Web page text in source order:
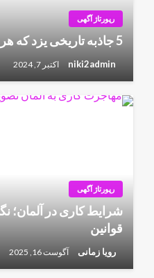
رپورتاژ آگهی
5 جاذبه تاریخی یزد که هر گردشگر باید ببیند
niki2admin اکتبر 7, 2024
رپورتاژ آگهی
شرایط کاری در آلمان؛
قوانین
رویا زمانی آگوست 16, 2025